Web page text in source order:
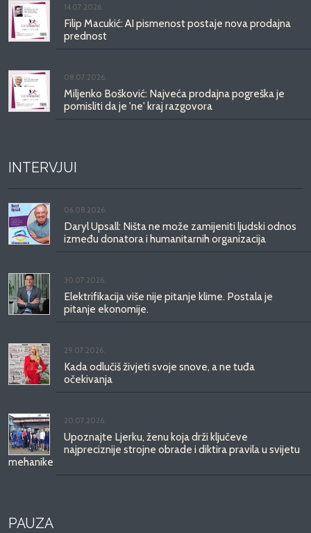
14.07.2026.
Filip Macukić: AI pismenost postaje nova prodajna
prednost
08.07.2026.
Miljenko Bošković: Najveća prodajna pogreška je
pomisliti da je 'ne' kraj razgovora
INTERVJUI
06.08.2026.
Daryl Upsall: Ništa ne može zamijeniti ljudski odnos
između donatora i humanitarnih organizacija
30.07.2026.
Elektrifikacija više nije pitanje klime. Postala je
pitanje ekonomije.
29.07.2026.
Kada odlučiš živjeti svoje snove, a ne tuđa
očekivanja
20.07.2026.
Upoznajte Ljerku, ženu koja drži ključeve
najpreciznije strojne obrade i diktira pravila u svijetu
mehanike
PAUZA